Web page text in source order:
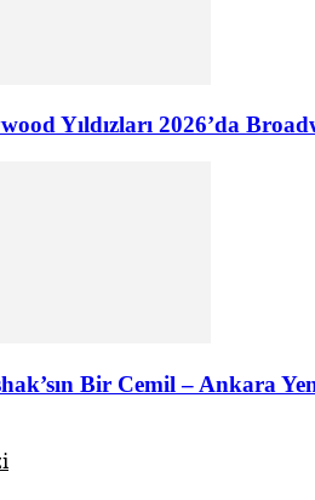
Yıldızları 2026’da
Bir Cemil – Ankara